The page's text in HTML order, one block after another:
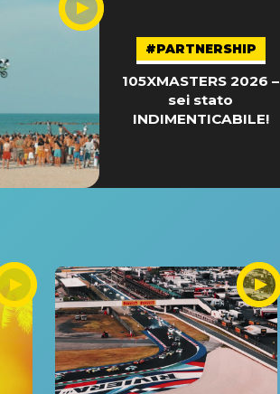
#PARTNERSHIP
105XMASTERS 2026 –
sei stato
INDIMENTICABILE!